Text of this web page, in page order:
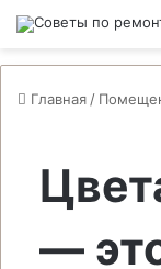
Главная /
—